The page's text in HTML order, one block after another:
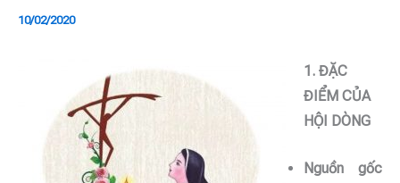
10/02/2020
1. ĐẶC
ĐIỂM CỦA
HỘI DÒNG
Nguồn gốc